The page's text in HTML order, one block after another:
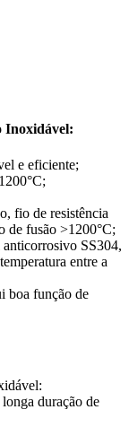
Inoxidável:
e eficiente;
fio de resistência
de fusão >1200°C;
SS304,
entre a
boa função de
duração de